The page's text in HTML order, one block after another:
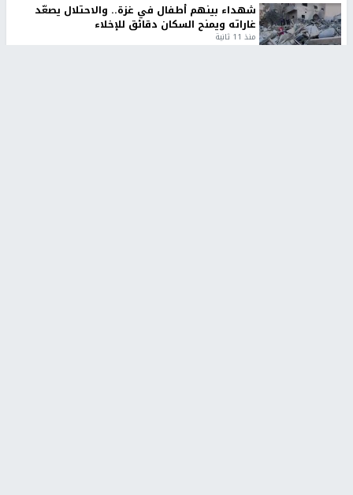
شهداء بينهم أطفال في غزة.. والاحتلال يصعّد
غاراته ويمنح السكان دقائق للإخلاء
منذ 11 ثانية